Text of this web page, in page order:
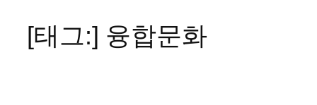
[태그:] 융합문화